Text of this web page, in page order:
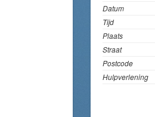
Datum
Tijd
Plaats
Straat
Postcode
Hulpverlening